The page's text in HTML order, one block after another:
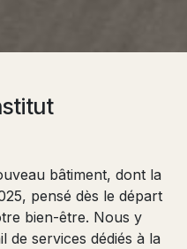
bâtiment, dont la
pensé dès le départ
bien-être. Nous y
de services dédiés à la